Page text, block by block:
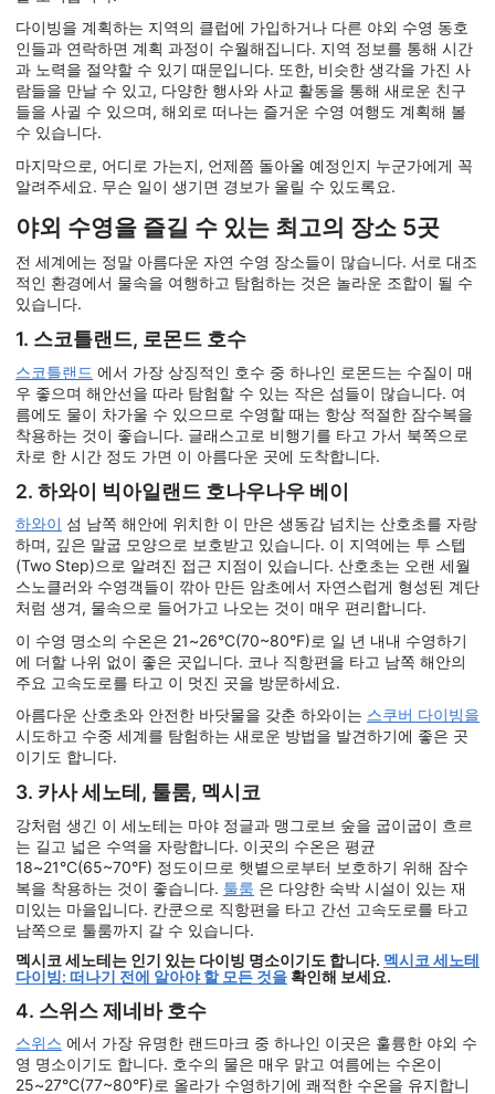
다이빙을 계획하는 지역의 클럽에 가입하거나 다른 야외 수영 동호
인들과 연락하면 계획 과정이 수월해집니다. 지역 정보를 통해 시간
과 노력을 절약할 수 있기 때문입니다. 또한, 비슷한 생각을 가진 사
람들을 만날 수 있고, 다양한 행사와 사교 활동을 통해 새로운 친구
들을 사귈 수 있으며, 해외로 떠나는 즐거운 수영 여행도 계획해 볼
수 있습니다.
마지막으로, 어디로 가는지, 언제쯤 돌아올 예정인지 누군가에게 꼭
알려주세요. 무슨 일이 생기면 경보가 울릴 수 있도록요.
야외 수영을 즐길 수 있는 최고의 장소 5곳
전 세계에는 정말 아름다운 자연 수영 장소들이 많습니다. 서로 대조
적인 환경에서 물속을 여행하고 탐험하는 것은 놀라운 조합이 될 수
있습니다.
1. 스코틀랜드, 로몬드 호수
스코틀랜드 에서 가장 상징적인 호수 중 하나인 로몬드는 수질이 매
우 좋으며 해안선을 따라 탐험할 수 있는 작은 섬들이 많습니다. 여
름에도 물이 차가울 수 있으므로 수영할 때는 항상 적절한 잠수복을
착용하는 것이 좋습니다. 글래스고로 비행기를 타고 가서 북쪽으로
차로 한 시간 정도 가면 이 아름다운 곳에 도착합니다.
2. 하와이 빅아일랜드 호나우나우 베이
하와이 섬 남쪽 해안에 위치한 이 만은 생동감 넘치는 산호초를 자랑
하며, 깊은 말굽 모양으로 보호받고 있습니다. 이 지역에는 투 스텝
(Two Step)으로 알려진 접근 지점이 있습니다. 산호초는 오랜 세월
스노클러와 수영객들이 깎아 만든 암초에서 자연스럽게 형성된 계단
처럼 생겨, 물속으로 들어가고 나오는 것이 매우 편리합니다.
이 수영 명소의 수온은 21~26°C(70~80°F)로 일 년 내내 수영하기
에 더할 나위 없이 좋은 곳입니다. 코나 직항편을 타고 남쪽 해안의
주요 고속도로를 타고 이 멋진 곳을 방문하세요.
아름다운 산호초와 안전한 바닷물을 갖춘 하와이는 스쿠버 다이빙을
시도하고 수중 세계를 탐험하는 새로운 방법을 발견하기에 좋은 곳
이기도 합니다.
3. 카사 세노테, 툴룸, 멕시코
강처럼 생긴 이 세노테는 마야 정글과 맹그로브 숲을 굽이굽이 흐르
는 길고 넓은 수역을 자랑합니다. 이곳의 수온은 평균
18~21°C(65~70°F) 정도이므로 햇볕으로부터 보호하기 위해 잠수
복을 착용하는 것이 좋습니다. 툴룸 은 다양한 숙박 시설이 있는 재
미있는 마을입니다. 칸쿤으로 직항편을 타고 간선 고속도로를 타고
남쪽으로 툴룸까지 갈 수 있습니다.
멕시코 세노테는 인기 있는 다이빙 명소이기도 합니다. 멕시코 세노테
다이빙: 떠나기 전에 알아야 할 모든 것을 확인해 보세요.
4. 스위스 제네바 호수
스위스 에서 가장 유명한 랜드마크 중 하나인 이곳은 훌륭한 야외 수
영 명소이기도 합니다. 호수의 물은 매우 맑고 여름에는 수온이
25~27°C(77~80°F)로 올라가 수영하기에 쾌적한 수온을 유지합니